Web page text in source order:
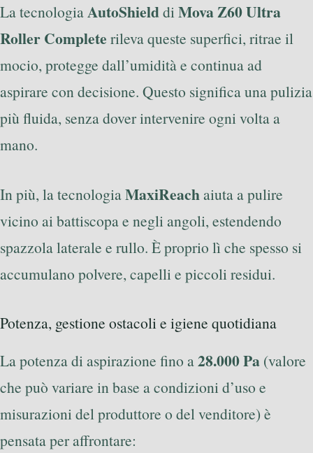
La tecnologiaAutoShielddiMova Z60 Ultra
Roller Complete rileva queste superfici, ritrae il
mocio, protegge dall’umidità e continua ad
aspirare con decisione. Questo significa una pulizia
più fluida, senza dover intervenire ogni volta a
mano.
In più, la tecnologiaMaxiReachaiuta a pulire
vicino ai battiscopa e negli angoli, estendendo
spazzola laterale e rullo. È proprio lì che spesso si
accumulano polvere, capelli e piccoli residui.
Potenza, gestione ostacoli e igiene quotidiana
La potenza di aspirazione fino a28.000 Pa (valore
che può variare in base a condizioni d’uso e
misurazioni del produttore o del venditore) è
pensata per affrontare: